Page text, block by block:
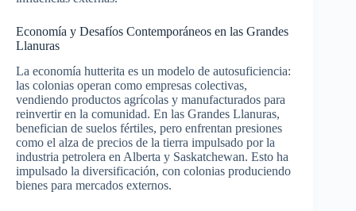
Economía y Desafíos Contemporáneos en las Grandes
Llanuras
La economía hutterita es un modelo de autosuficiencia:
las colonias operan como empresas colectivas,
vendiendo productos agrícolas y manufacturados para
reinvertir en la comunidad. En las Grandes Llanuras,
benefician de suelos fértiles, pero enfrentan presiones
como el alza de precios de la tierra impulsado por la
industria petrolera en Alberta y Saskatchewan. Esto ha
impulsado la diversificación, con colonias produciendo
bienes para mercados externos.